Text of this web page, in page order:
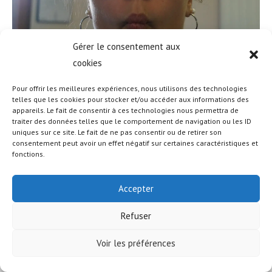
Gérer le consentement aux
cookies
Pour offrir les meilleures expériences, nous utilisons des technologies
telles que les cookies pour stocker et/ou accéder aux informations des
appareils. Le fait de consentir à ces technologies nous permettra de
traiter des données telles que le comportement de navigation ou les ID
uniques sur ce site. Le fait de ne pas consentir ou de retirer son
consentement peut avoir un effet négatif sur certaines caractéristiques et
fonctions.
Accepter
Refuser
Voir les préférences
© COPYRIGHT - OCEANWP THEME BY NICK